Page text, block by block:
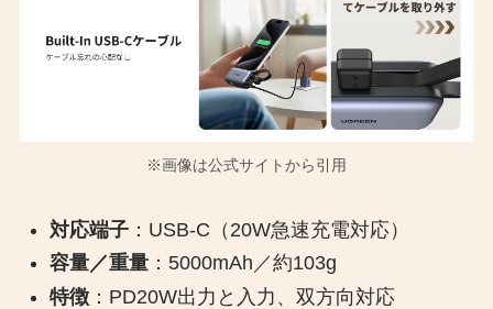
※画像は公式サイトから引用
対応端子：USB-C（20W急速充電対応）
容量／重量：5000mAh／約103g
特徴：PD20W出力と入力、双方向対応